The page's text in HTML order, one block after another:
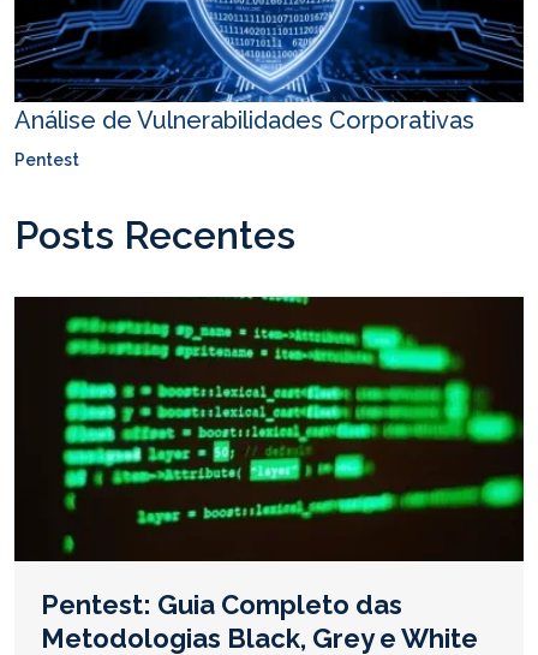
Análise de Vulnerabilidades Corporativas
Pentest
Posts Recentes
Pentest: Guia Completo das
Metodologias Black, Grey e White